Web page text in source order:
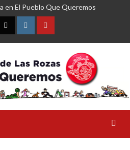
en El Pueblo Que Queremos
TwitterInstagramYouTube